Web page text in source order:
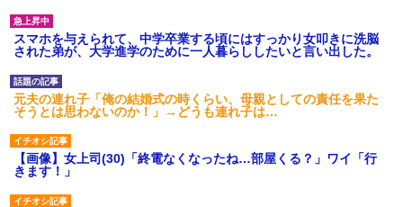
スマホを与えられて、中学卒業する頃にはすっかり女叩きに洗脳
された弟が、大学進学のために一人暮らししたいと言い出した。
元夫の連れ子「俺の結婚式の時くらい、母親としての責任を果た
そうとは思わないのか！」→どうも連れ子は…
【画像】女上司(30)「終電なくなったね…部屋くる？」ワイ「行
きます！」